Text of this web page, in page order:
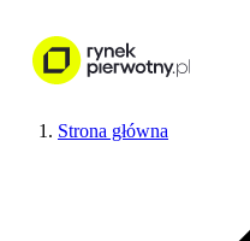
Strona główna